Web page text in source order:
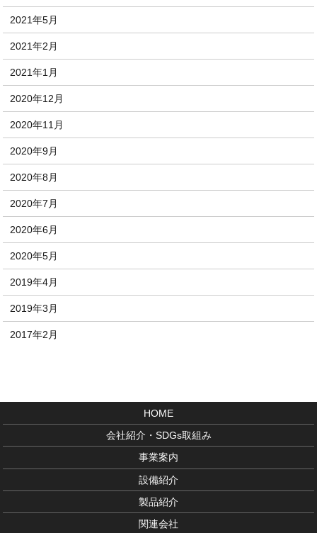
2021年5月
2021年2月
2021年1月
2020年12月
2020年11月
2020年9月
2020年8月
2020年7月
2020年6月
2020年5月
2019年4月
2019年3月
2017年2月
HOME
会社紹介・SDGs取組み
事業案内
設備紹介
製品紹介
関連会社